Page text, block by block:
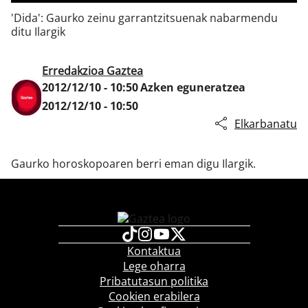
'Dida': Gaurko zeinu garrantzitsuenak nabarmendu
ditu Ilargik
Erredakzioa Gaztea
2012/12/10 - 10:50Azken eguneratzea
2012/12/10 - 10:50
Elkarbanatu
Gaurko horoskopoaren berri eman digu Ilargik.
Kontaktua
Lege oharra
Pribatutasun politika
Cookien erabilera